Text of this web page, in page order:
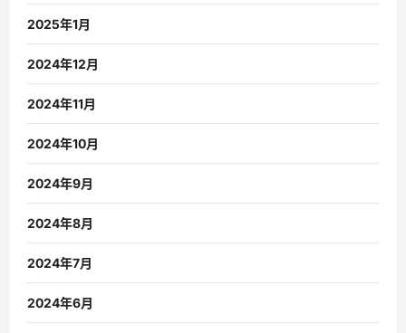
2025年1月
2024年12月
2024年11月
2024年10月
2024年9月
2024年8月
2024年7月
2024年6月